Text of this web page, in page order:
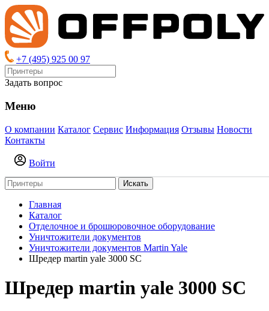
+7 (495) 925 00 97
Задать вопрос
Меню
О компании Каталог Сервис Информация Отзывы Новости
Контакты
Войти
Искать
Главная
Каталог
Отделочное и брошюровочное оборудование
Уничтожители документов
Уничтожители документов Martin Yale
Шредер martin yale 3000 SC
Шредер martin yale 3000 SC